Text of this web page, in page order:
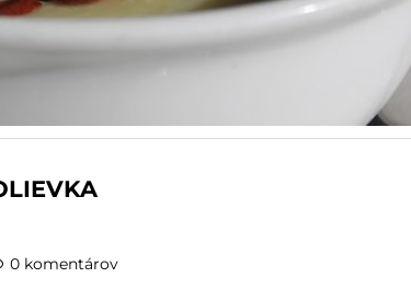
0 komentárov